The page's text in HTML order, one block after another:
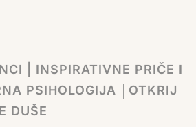
| INSPIRATIVNE PRIČE I
PSIHOLOGIJA │OTKRIJ
DUŠE